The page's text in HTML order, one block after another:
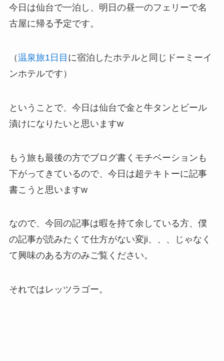
今日は仙台で一泊し、明日の昼一のフェリーで名
古屋に帰る予定です。
（温泉旅1日目 に宿泊したホテルと同じドーミーイ
ンホテルです）
ということで、今日は仙台で金と牛タンとビール
漬けになりたいと思いますw
もう旅も最後の方でブログ書くモチベーションも
下がってきているので、今日は超テキトーに記事
書こうと思いますw
なので、今回の記事は暇を持て余している方、僕
の記事が読みたくて仕方がない変ji、、、じゃなく
て興味のある方のみご覧ください。
それではレッツラゴー。